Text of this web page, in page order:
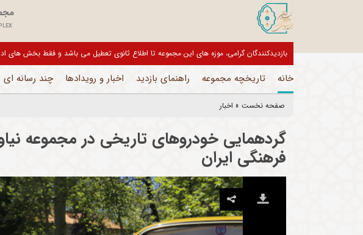
بازدیدکنندگان گرامی، موزه های این مجموعه تا اطلاع ثانوی تعطیل می باشد و فقط بخش های
خانه تاریخچه مجموعه راهنمای بازدید اخبار و رویدادها چند رسانه ای
صفحه نخست » اخبار
گردهمایی خودروهای تاریخی در مجموعه
فرهنگی ایران